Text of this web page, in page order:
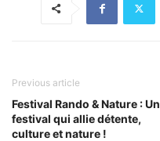
Previous article
Festival Rando & Nature : Un
festival qui allie détente,
culture et nature !